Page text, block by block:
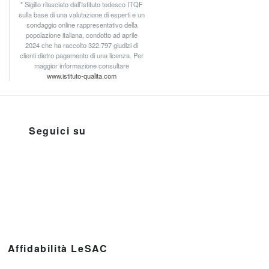
* Sigillo rilasciato dall’Istituto tedesco ITQF
sulla base di una valutazione di esperti e un
sondaggio online rappresentativo della
popolazione italiana, condotto ad aprile
2024 che ha raccolto 322.797 giudizi di
clienti dietro pagamento di una licenza. Per
maggior informazione consultare
www.istituto-qualita.com
Seguici su
Affidabilità LeSAC